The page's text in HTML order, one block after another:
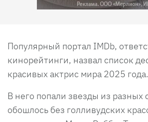
Популярный портал IMDb,
кинорейтинги, назвал список
красивых актрис мира 2025 года.
В него попали звезды из разных
обошлось без голливудских